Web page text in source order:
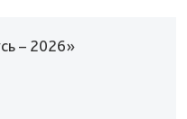
– 2026»